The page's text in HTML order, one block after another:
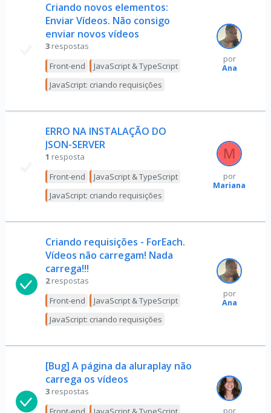
Criando novos elementos:
Enviar Vídeos. Não consigo
enviar novos vídeos
3 respostas
Front-end
JavaScript & TypeScript
JavaScript: criando requisições
por
Ana
ERRO NA INSTALAÇÃO DO
JSON-SERVER
1 resposta
Front-end
JavaScript & TypeScript
JavaScript: criando requisições
por
Mariana
Criando requisições - ForEach.
Vídeos não carregam! Nada
carrega!!!
2 respostas
Front-end
JavaScript & TypeScript
JavaScript: criando requisições
por
Ana
[Bug] A página da aluraplay não
carrega os vídeos
3 respostas
por